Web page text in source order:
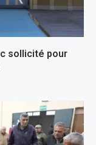
sollicité pour